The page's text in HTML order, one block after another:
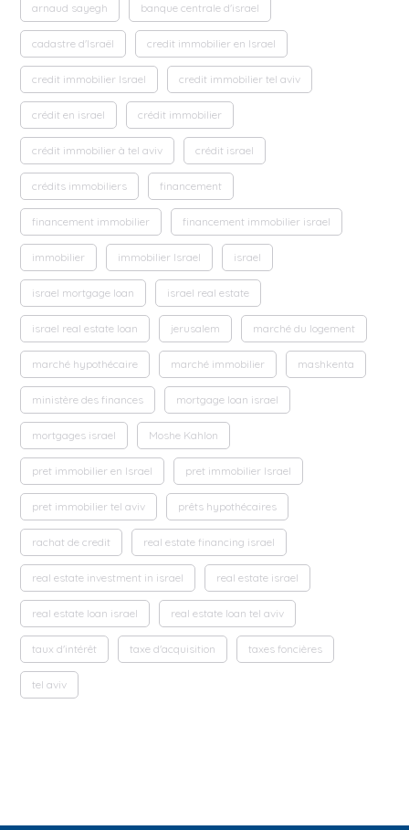
arnaud sayegh banque centrale d'israel
cadastre d'Israël credit immobilier en Israel
credit immobilier Israel credit immobilier tel aviv
crédit en israel crédit immobilier
crédit immobilier à tel aviv crédit israel
crédits immobiliers financement
financement immobilier financement immobilier israel
immobilier immobilier Israel israel
israel mortgage loan israel real estate
israel real estate loan jerusalem marché du logement
marché hypothécaire marché immobilier mashkenta
ministère des finances mortgage loan israel
mortgages israel Moshe Kahlon
pret immobilier en Israel pret immobilier Israel
pret immobilier tel aviv prêts hypothécaires
rachat de credit real estate financing israel
real estate investment in israel real estate israel
real estate loan israel real estate loan tel aviv
taux d'intérêt taxe d'acquisition taxes foncières
tel aviv